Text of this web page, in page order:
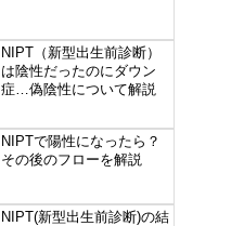
NIPT（新型出生前診断）
は陰性だったのにダウン
症…偽陰性について解説
NIPTで陽性になったら？
その後のフローを解説
NIPT(新型出生前診断)の結